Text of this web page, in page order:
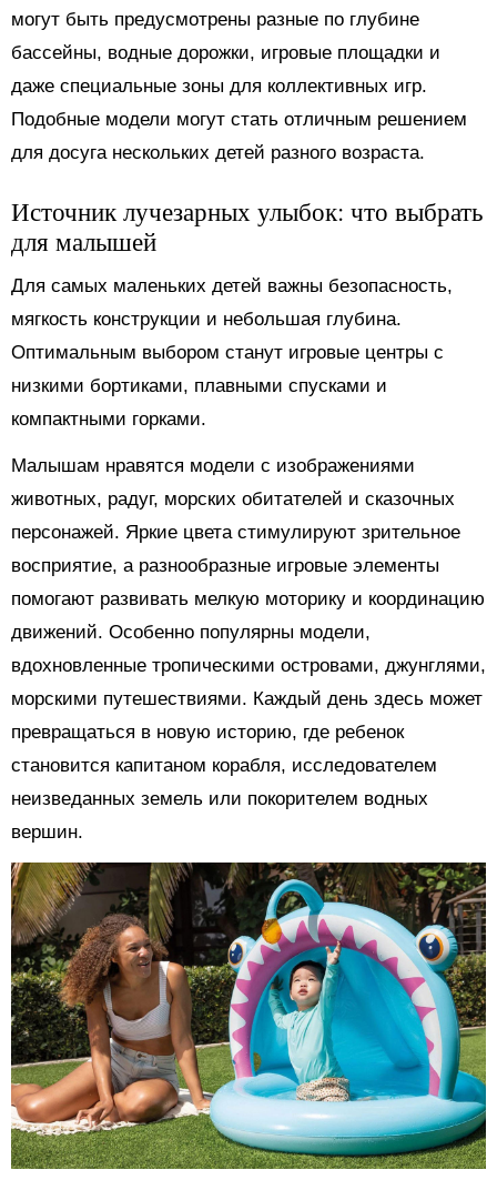
могут быть предусмотрены разные по глубине
бассейны, водные дорожки, игровые площадки и
даже специальные зоны для коллективных игр.
Подобные модели могут стать отличным решением
для досуга нескольких детей разного возраста.
Источник лучезарных улыбок: что выбрать
для малышей
Для самых маленьких детей важны безопасность,
мягкость конструкции и небольшая глубина.
Оптимальным выбором станут игровые центры с
низкими бортиками, плавными спусками и
компактными горками.
Малышам нравятся модели с изображениями
животных, радуг, морских обитателей и сказочных
персонажей. Яркие цвета стимулируют зрительное
восприятие, а разнообразные игровые элементы
помогают развивать мелкую моторику и координацию
движений. Особенно популярны модели,
вдохновленные тропическими островами, джунглями,
морскими путешествиями. Каждый день здесь может
превращаться в новую историю, где ребенок
становится капитаном корабля, исследователем
неизведанных земель или покорителем водных
вершин.